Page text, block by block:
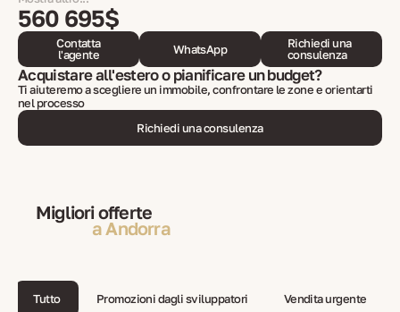
560 695$
Contatta
l'agente
WhatsApp
Richiedi una
consulenza
Acquistare all'estero o pianificare un budget?
Ti aiuteremo a scegliere un immobile, confrontare le zone e orientarti
nel processo
Richiedi una consulenza
Migliori offerte
a Andorra
Tutto Promozioni dagli sviluppatori Vendita urgente